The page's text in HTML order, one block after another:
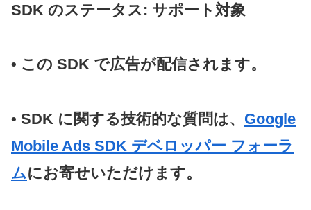
SDK のステータス: サポート対象
• この SDK で広告が配信されます。
• SDK に関する技術的な質問は、 Google
Mobile Ads SDK デベロッパー フォーラ
ムにお寄せいただけます。